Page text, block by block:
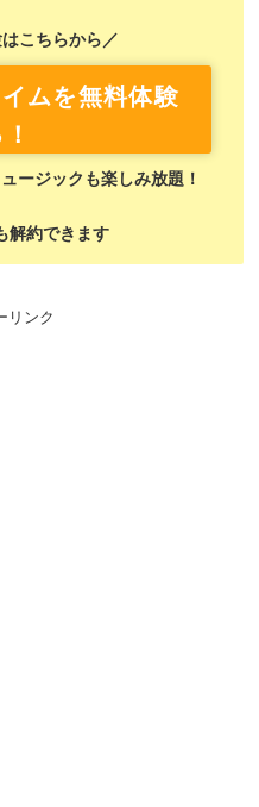
こちらから／
ムを無料体験
ージックも楽しみ放題！
解約できます
リンク